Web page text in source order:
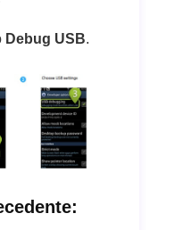
Debug USB.